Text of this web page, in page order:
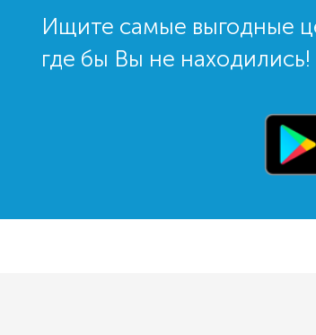
Ищите самые выгодные
где бы Вы не находились!